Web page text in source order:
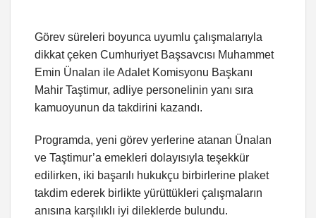
Görev süreleri boyunca uyumlu çalışmalarıyla
dikkat çeken Cumhuriyet Başsavcısı Muhammet
Emin Ünalan ile Adalet Komisyonu Başkanı
Mahir Taştimur, adliye personelinin yanı sıra
kamuoyunun da takdirini kazandı.
Programda, yeni görev yerlerine atanan Ünalan
ve Taştimur’a emekleri dolayısıyla teşekkür
edilirken, iki başarılı hukukçu birbirlerine plaket
takdim ederek birlikte yürüttükleri çalışmaların
anısına karşılıklı iyi dileklerde bulundu.